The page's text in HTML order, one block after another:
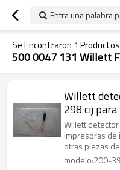
Entra una palabra
Se Encontraron 1
500 0047 131 Willett
Willett
298 cij
tinta
Willett
impresoras de
otras piezas
modelo:200-